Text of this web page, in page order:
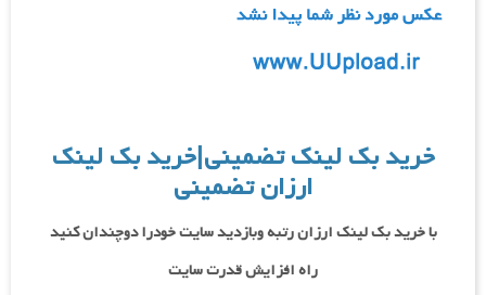
خرید بک لینک تضمینی|خرید بک لینک
ارزان تضمینی
با خرید بک لینک ارزان رتبه وبازدید سایت خودرا دوچندان کنید
راه افزایش قدرت سایت